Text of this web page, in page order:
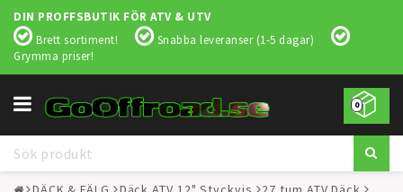
DIN PROFFSBUTIK FÖR ATV & UTV
Brett sortiment!
Snabba leveranser (1-5 dagar)
Grymma priser!
0
Toggle
navigation